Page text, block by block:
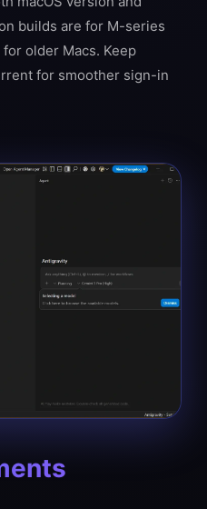
builds are for M-series
older Macs. Keep
for smoother sign-in